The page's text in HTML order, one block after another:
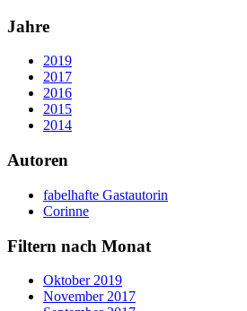
Jahre
2019
2017
2016
2015
2014
Autoren
fabelhafte Gastautorin
Corinne
Filtern nach Monat
Oktober 2019
November 2017